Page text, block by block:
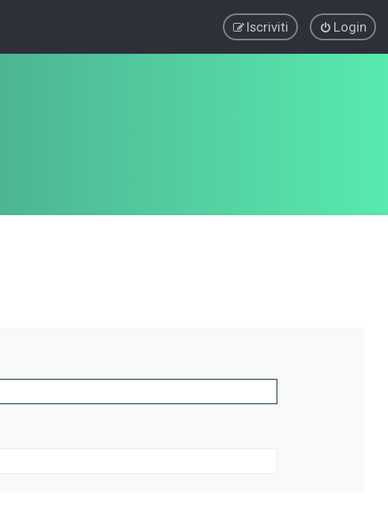
Login
Iscriviti